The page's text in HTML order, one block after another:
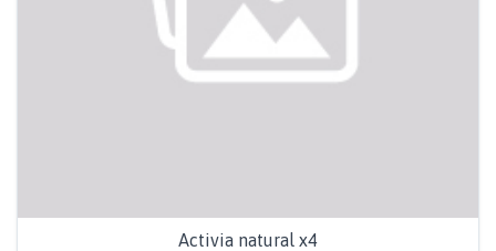
Activia natural x4